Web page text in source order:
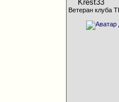
Ветеран клуба